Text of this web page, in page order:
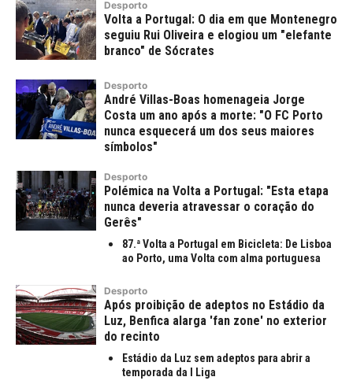
Desporto
Volta a Portugal: O dia em que Montenegro
seguiu Rui Oliveira e elogiou um "elefante
branco" de Sócrates
Desporto
André Villas-Boas homenageia Jorge
Costa um ano após a morte: "O FC Porto
nunca esquecerá um dos seus maiores
símbolos"
Desporto
Polémica na Volta a Portugal: "Esta etapa
nunca deveria atravessar o coração do
Gerês"
87.ª Volta a Portugal em Bicicleta: De Lisboa
ao Porto, uma Volta com alma portuguesa
Desporto
Após proibição de adeptos no Estádio da
Luz, Benfica alarga 'fan zone' no exterior
do recinto
Estádio da Luz sem adeptos para abrir a
temporada da I Liga